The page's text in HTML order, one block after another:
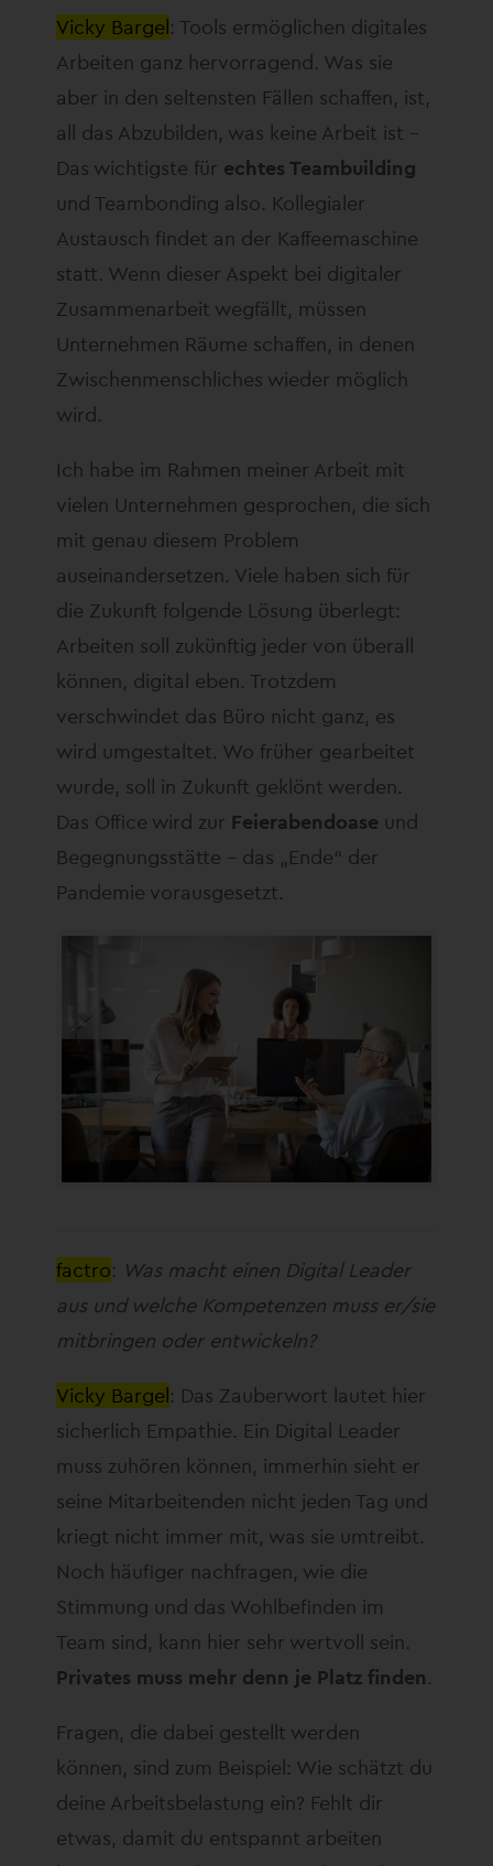
Vicky Bargel: Tools ermöglichen digitales
Arbeiten ganz hervorragend. Was sie
aber in den seltensten Fällen schaffen, ist,
all das Abzubilden, was keine Arbeit ist –
Das wichtigste für echtes Teambuilding
und Teambonding also. Kollegialer
Austausch findet an der Kaffeemaschine
statt. Wenn dieser Aspekt bei digitaler
Zusammenarbeit wegfällt, müssen
Unternehmen Räume schaffen, in denen
Zwischenmenschliches wieder möglich
wird.
Ich habe im Rahmen meiner Arbeit mit
vielen Unternehmen gesprochen, die sich
mit genau diesem Problem
auseinandersetzen. Viele haben sich für
die Zukunft folgende Lösung überlegt:
Arbeiten soll zukünftig jeder von überall
können, digital eben. Trotzdem
verschwindet das Büro nicht ganz, es
wird umgestaltet. Wo früher gearbeitet
wurde, soll in Zukunft geklönt werden.
Das Office wird zur Feierabendoase und
Begegnungsstätte – das „Ende“ der
Pandemie vorausgesetzt.
factro: Was macht einen Digital Leader
aus und welche Kompetenzen muss er/sie
mitbringen oder entwickeln?
Vicky Bargel: Das Zauberwort lautet hier
sicherlich Empathie. Ein Digital Leader
muss zuhören können, immerhin sieht er
seine Mitarbeitenden nicht jeden Tag und
kriegt nicht immer mit, was sie umtreibt.
Noch häufiger nachfragen, wie die
Stimmung und das Wohlbefinden im
Team sind, kann hier sehr wertvoll sein.
Privates muss mehr denn je Platz finden.
Fragen, die dabei gestellt werden
können, sind zum Beispiel: Wie schätzt du
deine Arbeitsbelastung ein? Fehlt dir
etwas, damit du entspannt arbeiten